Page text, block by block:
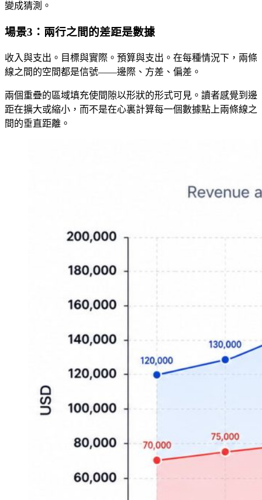
變成猜測。
場景3：兩行之間的差距是數據
收入與支出。目標與實際。預算與支出。在每種情況下，兩條
線之間的空間都是信號——邊際、方差、偏差。
兩個重疊的區域填充使間隙以形狀的形式可見。讀者感覺到邊
距在擴大或縮小，而不是在心裏計算每一個數據點上兩條線之
間的垂直距離。